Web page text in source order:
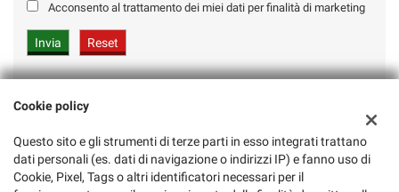
Acconsento al trattamento dei miei dati per finalità di marketing
Ultimi arrivi
Cookie policy
Questo sito e gli strumenti di terze parti in esso integrati trattano
dati personali (es. dati di navigazione o indirizzi IP) e fanno uso di
Cookie, Pixel, Tags o altri identificatori necessari per il